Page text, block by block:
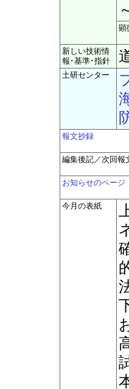
顕
新しい技術情
報･基準･指針
土研センター
報文抄録
編集後記／次回報
お知らせのページ
今月の表紙